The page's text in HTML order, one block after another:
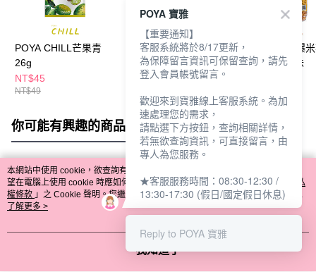
POYA CHILL芒果青
26g
NT$45
NT$49
POYA CHILL金萱奶茶
25g
NT$39
POYA CHILL爆
190g-焦糖風味
你可能有興趣的商品 全站排行
熱門標籤
本網站中使用 cookie，欲查詢有關本網站使用 cookie 方式之詳情，及若您不希
望在電腦上使用 cookie 時應如何變更電腦的 cookie 設定，請參閱本網站「
隱私
權條款 」之 Cookie 聲明。您繼續使用本網站即表示您同意本公司得按本網站使
用條款之 Cookie 聲明使用 cookie。
了解更多 >
我知道了
POYA 寶雅
【重要通知】
客服系統將於8/17更新，
為保障留言資訊可保留查詢，請先
登入會員帳號留言。
歡迎來到寶雅線上客服系統。為加
速處理您的需求，
請點選下方按鈕，查詢相關詳情，
若無欲查詢資訊，可直接留言，由
專人為您服務。
★客服服務時間：08:30-12:30 /
13:30-17:30 (假日/國定假日休息)
Reply to POYA 寶雅